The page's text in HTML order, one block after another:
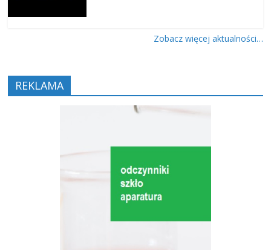
Zobacz więcej aktualności…
REKLAMA